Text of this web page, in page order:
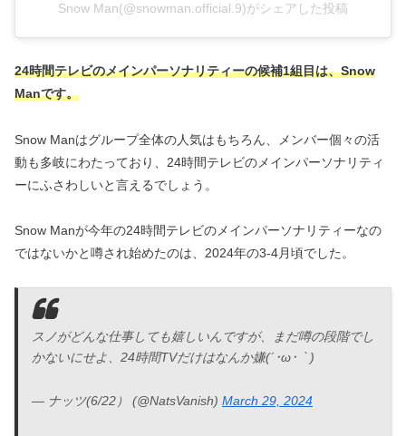
Snow Man(@snowman.official.9)がシェアした投稿
24時間テレビのメインパーソナリティーの候補1組目は、Snow
Manです。
Snow Manはグループ全体の人気はもちろん、メンバー個々の活
動も多岐にわたっており、24時間テレビのメインパーソナリティ
ーにふさわしいと言えるでしょう。
Snow Manが今年の24時間テレビのメインパーソナリティーなの
ではないかと噂され始めたのは、2024年の3-4月頃でした。
スノがどんな仕事しても嬉しいんですが、まだ噂の段階でし
かないにせよ、24時間TVだけはなんか嫌(´･ω･｀)
— ナッツ(6/22） (@NatsVanish) March 29, 2024